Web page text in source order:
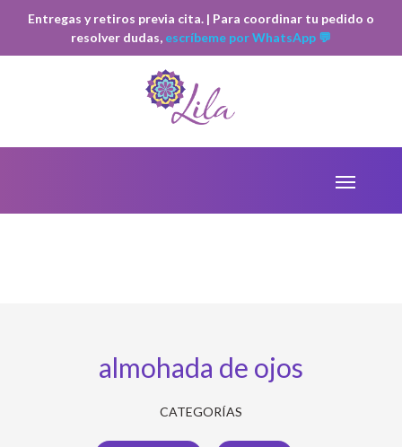
Entregas y retiros previa cita. | Para coordinar tu pedido o
resolver dudas, escríbeme por WhatsApp 💬
almohada de ojos
CATEGORÍAS